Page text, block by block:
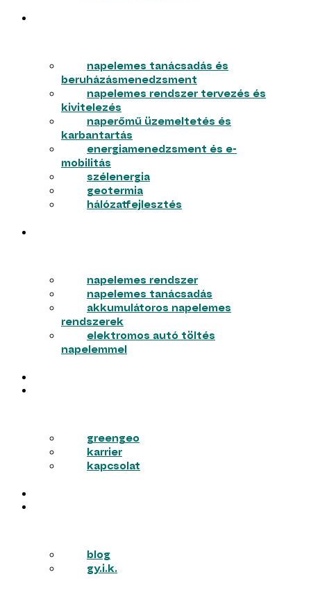
napelemes tanácsadás és
beruházásmenedzsment
napelemes rendszer tervezés és
kivitelezés
naperőmű üzemeltetés és
karbantartás
energiamenedzsment és e-
mobilitás
szélenergia
geotermia
hálózatfejlesztés
napelemes rendszer
napelemes tanácsadás
akkumulátoros napelemes
rendszerek
elektromos autó töltés
napelemmel
greengeo
karrier
kapcsolat
blog
gy.i.k.